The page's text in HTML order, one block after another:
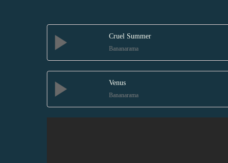
Cruel Summer
Bananarama
Venus
Bananarama